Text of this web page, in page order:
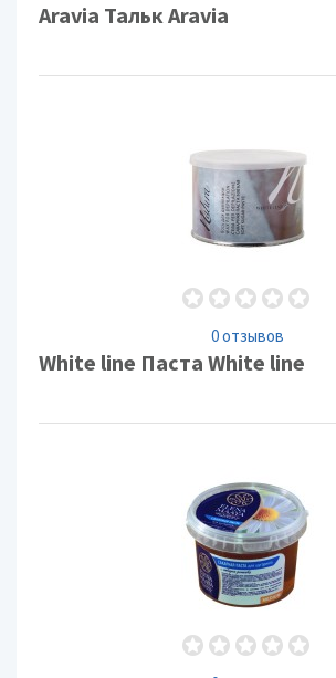
Aravia Тальк Aravia
0 отзывов
White line Паста White line